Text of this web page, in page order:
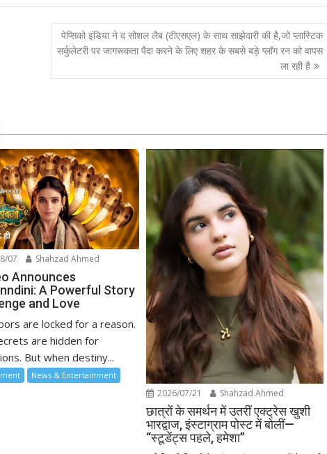
पेप्सिको इंडिया ने द सोशल लैब (टीएसएल) के साथ साझेदारी की है,जो प्लास्टिक
सर्कुलेटरी पर जागरूकता पैदा करने के लिए शहर के सबसे बड़े प्लॉग रन को वापस
ला रही है
07 Shahzad Ahmed
Announces
A Powerful Story
and Love
are locked for a reason.
are hidden for
But when destiny...
News & Entertainment
2026/07/21 Shahzad Ahmed
छात्रों के समर्थन में उतरीं एक्ट्रेस खुशी
भारद्वाज, इंस्टाग्राम पोस्ट में बोलीं—
“स्टूडेंट्स पहले, हमेशा”